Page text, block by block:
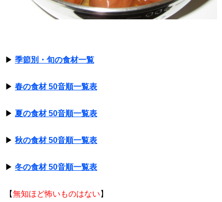
▶ 季節別・旬の食材一覧
▶ 春の食材 50音順一覧表
▶ 夏の食材 50音順一覧表
▶ 秋の食材 50音順一覧表
▶ 冬の食材 50音順一覧表
【無知ほど怖いものはない 】